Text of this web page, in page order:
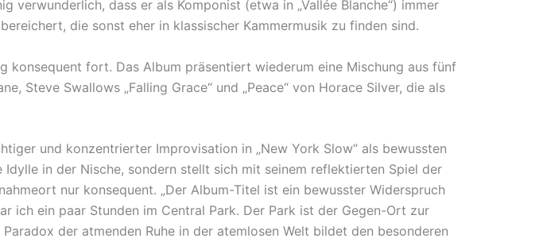
dass er als Komponist (etwa in „Vallée Blanche“) immer
die sonst eher in klassischer Kammermusik zu finden sind.
konsequent fort. Das Album präsentiert wiederum eine Mischung aus fünf
Steve Swallows „Falling Grace“ und „Peace“ von Horace Silver, die als
und konzentrierter Improvisation in „New York Slow“ als bewussten
in der Nische, sondern stellt sich mit seinem reflektierten Spiel der
nur konsequent. „Der Album-Titel ist ein bewusster Widerspruch
ich ein paar Stunden im Central Park. Der Park ist der Gegen-Ort zur
der atmenden Ruhe in der atemlosen Welt bildet den besonderen